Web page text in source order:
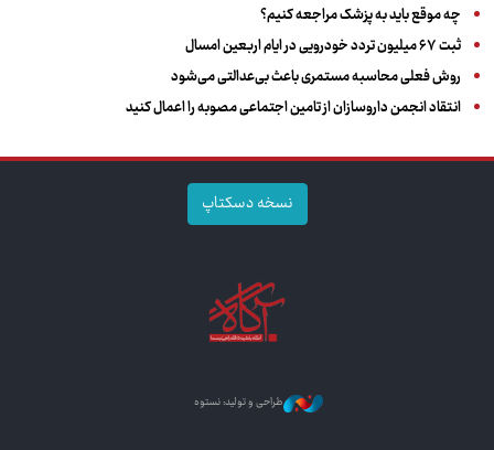
چه موقع باید به پزشک مراجعه کنیم؟
ثبت ۶۷ میلیون تردد خودرویی در ایام اربعین امسال
روش فعلی محاسبه مستمری باعث بی‌عدالتی می‌شود
انتقاد انجمن داروسازان از تامین اجتماعی مصوبه را اعمال کنید
نسخه دسکتاپ
طراحی و تولید: نستوه